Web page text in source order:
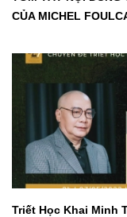
CỦA MICHEL
Triết Học Khai Minh